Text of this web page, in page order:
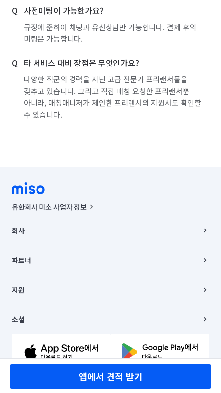
사전미팅이 가능한가요?
규정에 준하여 채팅과 유선상담만 가능합니다. 결제 후의
미팅은 가능합니다.
타 서비스 대비 장점은 무엇인가요?
다양한 직군의 경력을 지닌 고급 전문가 프리랜서풀을
갖추고 있습니다. 그리고 직접 매칭 요청한 프리랜서뿐
아니라, 매칭매니저가 제안한 프리랜서의 지원서도 확인할
수 있습니다.
앱에서 견적 받기
유한회사 미소 사업자 정보
00019 |
주소 | 본사: 서울특별시 종로구 율곡로 6(중학동, 트윈트리빌딩) B동 5층
컨택센터 : 서울특별시 종로구 수송동 율곡로 24, 7층, 8층 미소
상품, 상품정보, 거래에 관한 의무와 책임은 거래당사자에게 있습니다.
언론 보도 관련 문의:
© 유한회사 미소. Miso, Inc. All Rights Reserved.
회사
채용
파트너
이사
지원
이용약관
문의하기
소셜
유튜브